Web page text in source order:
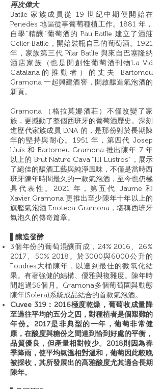
再次偉大
Batlle 家族成員從 19 世紀中期便開始在
Penedès 地區從事葡萄種植工作。1881 年，
自學”精釀”葡萄酒的 Pau Batlle 建立了酒莊
Celler Batlle，開始裝瓶自己的葡萄酒。1921
年，家族第三代 Pilar Batlle 與來自巴塞隆納
酒店家族（也是開創性葡萄酒刊物La Vid
Catalana的推動者）的丈夫 Bartomeu
Gramona 一起興建酒窖，開啟釀造氣泡酒的
新頁。
Gramona （格拉莫娜酒莊）不僅改變了家
族，更撼動了整個西班牙的葡萄酒歷史。深刻
進歷代家族成員 DNA 的，是那份對於長期陳
年的堅持與耐心。1951 年，第四代 Josep
Lluís 和 Bartomeu Gramona 推出陳年 7 年
以上的 Brut Nature Cava ”III Lustros”，展示
了絕佳的釀酒工藝與純淨風味，不僅是當時西
班牙陳年時間最久的一款氣泡酒，至今也仍極
具代表性。2021 年，第五代 Jaume 和
Xavier Gramona 更推出至少陳年十年以上的
旗艦氣泡酒 Enoteca Gramona，堪稱西班牙
氣泡久的傳奇篇章。
▌釀造發酵
3個年份的葡萄混釀而成，24% 2016、26%
2017、50% 2018。於3000與6000公升的
Foudres大桶陳年，以達到最佳的微氧化結
果。有著強健的結構、優雅與複雜度。陳年時
間超過56個月。Gramona多個葡萄園與動態
陳年(Solera)系統成品結合的首款氣泡酒。
Cuvee 319：2016極度乾燥，葡萄收成量降
至過往平均的五分之四，對種植者是個艱難的
年份。2017是非典型的一年，葡萄非常健
康，在酸度與糖份之間達到恰到好處的平衡，
品質優良，但產量相對較少。2018則因為春
季降雨，使平均氣溫相對溫和，葡萄因此較晚
被採收，其所發展出的高雅酸度尤其適合長期
陳年。